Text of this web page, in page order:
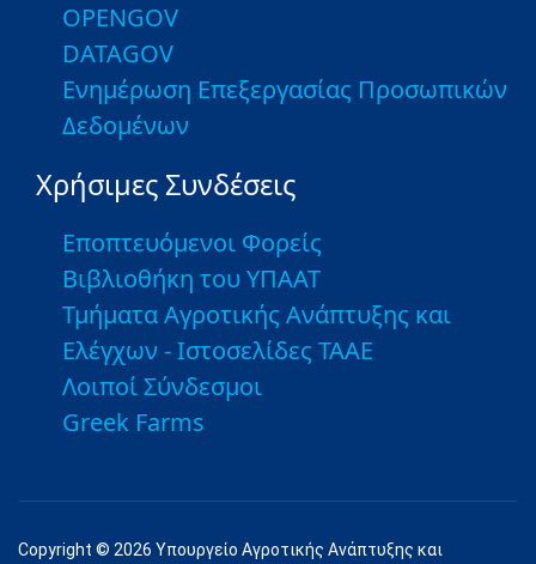
OPENGOV
DATAGOV
Ενημέρωση Επεξεργασίας Προσωπικών
Δεδομένων
Χρήσιμες Συνδέσεις
Εποπτευόμενοι Φορείς
Βιβλιοθήκη του ΥΠΑΑΤ
Τμήματα Αγροτικής Ανάπτυξης και
Ελέγχων - Ιστοσελίδες ΤΑΑΕ
Λοιποί Σύνδεσμοι
Greek Farms
Copyright © 2026 Υπουργείο Αγροτικής Ανάπτυξης και